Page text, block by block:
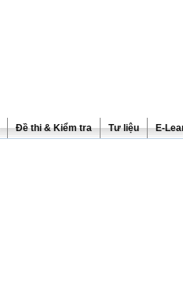
Đề thi & Kiểm tra Tư liệu E-